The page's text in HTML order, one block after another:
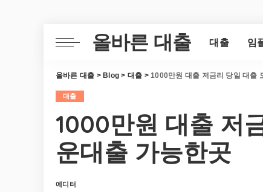
올바른 대출 대출 임
올바른 대출 > Blog > 대출 >1000만원 대출 저금리 당일 대출
대출
1000만원 대출 저
운대출 가능한곳
Posted
에디터